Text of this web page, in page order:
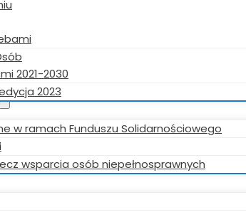
2021-2030
2023
w ramach Funduszu Solidarnościowego
wsparcia osób niepełnosprawnych